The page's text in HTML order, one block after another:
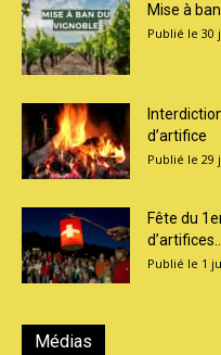
Mise à
30
d’artifice
29
Fête du
1
Médias